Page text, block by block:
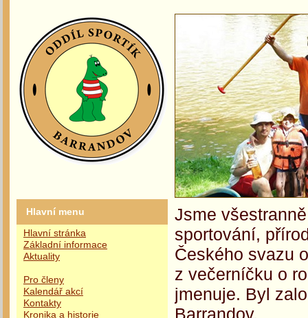
Hlavní menu
Hlavní stránka
Základní informace
Aktuality
Pro členy
Kalendář akcí
Kontakty
Kronika a historie
Jsme
sportování,
Českého svazu
z večerníčku o
jmenuje. Byl
Barrandov.